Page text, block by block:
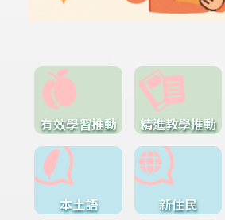
有效學習推動 精進教學推動
本土語 新住民